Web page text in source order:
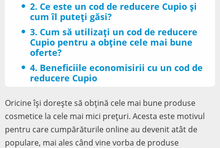
2. Ce este un cod de reducere Cupio și
cum îl puteți găsi?
3. Cum să utilizați un cod de reducere
Cupio pentru a obține cele mai bune
oferte?
4. Beneficiile economisirii cu un cod de
reducere Cupio
Oricine își dorește să obțină cele mai bune produse
cosmetice la cele mai mici prețuri. Acesta este motivul
pentru care cumpărăturile online au devenit atât de
populare, mai ales când vine vorba de produse